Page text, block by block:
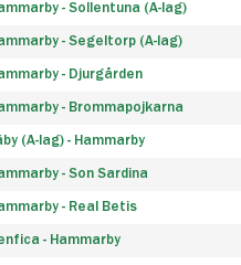
- Sollentuna (A-lag)
- Segeltorp (A-lag)
- Djurgården
- Brommapojkarna
(A-lag) - Hammarby
- Son Sardina
- Real Betis
- Hammarby